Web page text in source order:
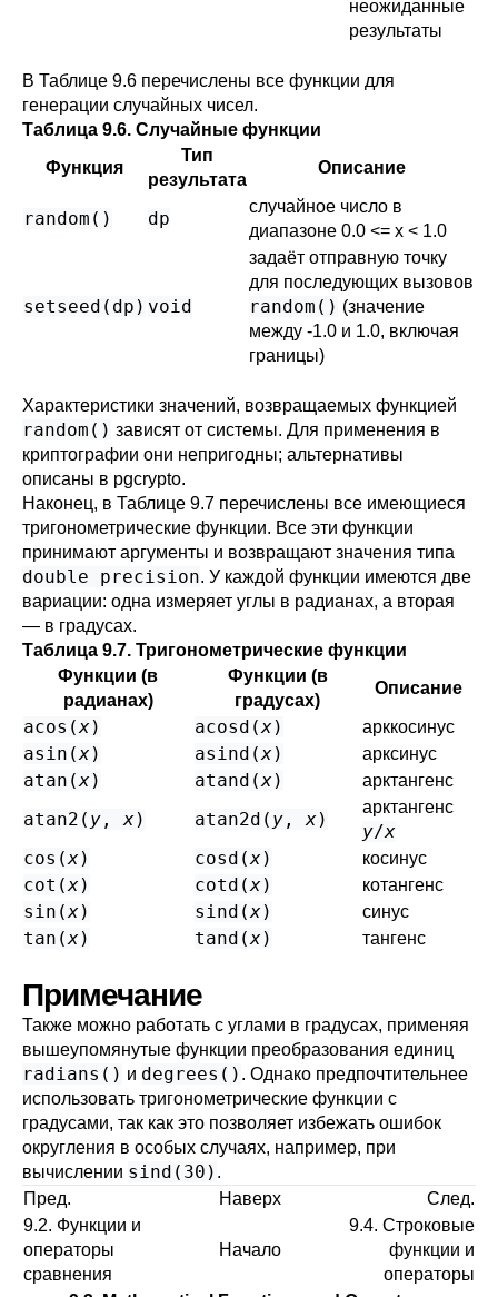
неожиданные
результаты
В Таблице 9.6 перечислены все функции для
генерации случайных чисел.
Таблица 9.6. Случайные функции
Функция
Тип
результата
Описание
random() dp
случайное число в
диапазоне 0.0 <= x < 1.0
setseed( dp ) void
задаёт отправную точку
для последующих вызовов
random() (значение
между -1.0 и 1.0, включая
границы)
Характеристики значений, возвращаемых функцией
random() зависят от системы. Для применения в
криптографии они непригодны; альтернативы
описаны в pgcrypto.
Наконец, в Таблице 9.7 перечислены все имеющиеся
тригонометрические функции. Все эти функции
принимают аргументы и возвращают значения типа
double precision. У каждой функции имеются две
вариации: одна измеряет углы в радианах, а вторая
— в градусах.
Таблица 9.7. Тригонометрические функции
Функции (в
радианах)
Функции (в
градусах)
Описание
acos(x) acosd(x) арккосинус
asin(x) asind(x) арксинус
atan(x) atand(x) арктангенс
atan2( y ,x) atan2d( y ,x)
арктангенс
y/x
cos(x) cosd(x) косинус
cot(x) cotd(x) котангенс
sin(x) sind(x) синус
tan(x) tand(x) тангенс
Примечание
Также можно работать с углами в градусах, применяя
вышеупомянутые функции преобразования единиц
radians() и degrees() . Однако предпочтительнее
использовать тригонометрические функции с
градусами, так как это позволяет избежать ошибок
округления в особых случаях, например, при
вычислении sind(30) .
Пред.
Наверх
След.
9.2. Функции и
операторы
сравнения
Начало
9.4. Строковые
функции и
операторы